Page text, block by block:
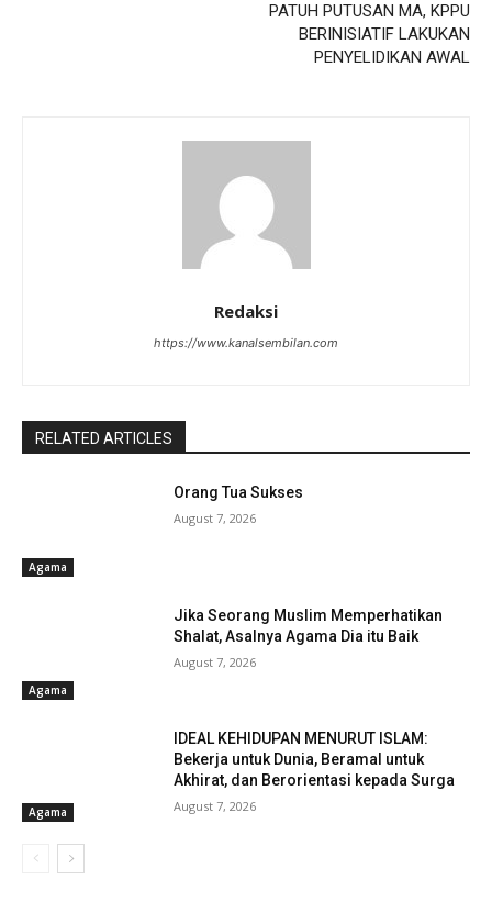
PATUH PUTUSAN MA, KPPU
BERINISIATIF LAKUKAN
PENYELIDIKAN AWAL
Redaksi
https://www.kanalsembilan.com
RELATED ARTICLES
Agama
Orang Tua Sukses
August 7, 2026
Agama
Jika Seorang Muslim Memperhatikan
Shalat, Asalnya Agama Dia itu Baik
August 7, 2026
Agama
IDEAL KEHIDUPAN MENURUT ISLAM:
Bekerja untuk Dunia, Beramal untuk
Akhirat, dan Berorientasi kepada Surga
August 7, 2026